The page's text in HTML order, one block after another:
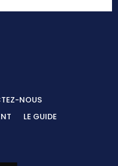
NOUS
LE GUIDE